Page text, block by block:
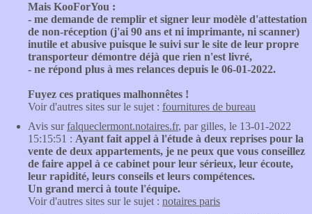
Mais KooForYou :
- me demande de remplir et signer leur modèle d'attestation
de non-réception (j'ai 90 ans et ni imprimante, ni scanner)
inutile et abusive puisque le suivi sur le site de leur propre
transporteur démontre déjà que rien n'est livré,
- ne répond plus à mes relances depuis le 06-01-2022.
Fuyez ces pratiques malhonnêtes !
Voir d'autres sites sur le sujet : fournitures de bureau
Avis surfalqueclermont.notaires.fr, par gilles, le 13-01-2022
15:15:51 : Ayant fait appel à l'étude à deux reprises pour la
vente de deux appartements, je ne peux que vous conseillez
de faire appel à ce cabinet pour leur sérieux, leur écoute,
leur rapidité, leurs conseils et leurs compétences.
Un grand merci à toute l'équipe.
Voir d'autres sites sur le sujet : notaires paris